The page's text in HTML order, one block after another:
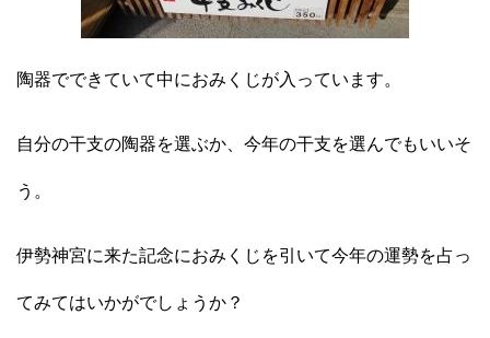
陶器でできていて中におみくじが入っています。
自分の干支の陶器を選ぶか、今年の干支を選んでもいいそ
う。
伊勢神宮に来た記念におみくじを引いて今年の運勢を占っ
てみてはいかがでしょうか？